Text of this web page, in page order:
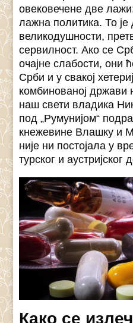
овековечене две
лажна политика. То
великодушности,
сервилност. Ако се
очајне слабости, они
Срби и у свакој
комбинованој држави
наш свети владика
под „Румунијом“
кнежевине Влашку и
није ни постојала у
турског и аустријског
Како се